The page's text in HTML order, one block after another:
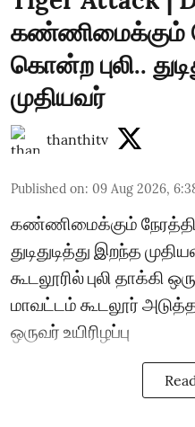
கண்ணிமைக்கும்
கொன்ற புலி..
முதியவர்
thanthitv
Published on: 09 Aug 2026,
கண்ணிமைக்கும்
துடிதுடித்து இறந்த
கூடலூரில் புலி தாக்கி
மாவட்டம் கூடலூர் அடுத்த
ஒருவர் உயிரிழப்பு